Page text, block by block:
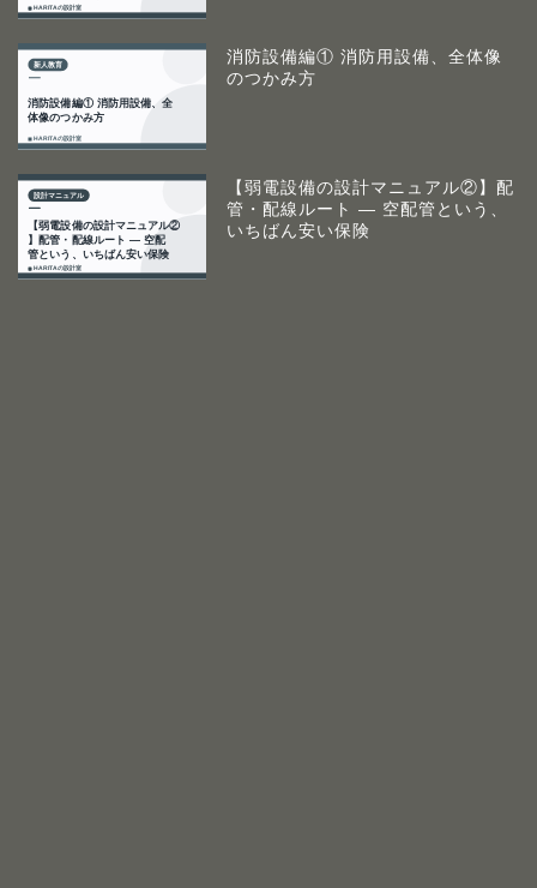
消防設備編① 消防用設備、全体像
のつかみ方
【弱電設備の設計マニュアル②】配
管・配線ルート ― 空配管という、
いちばん安い保険